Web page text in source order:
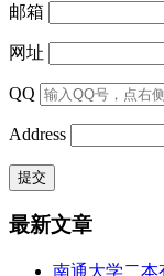
邮箱
网址
QQ
Address
最新文章
南通大学二本